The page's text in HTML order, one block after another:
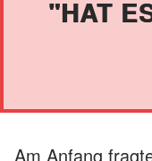
"HAT
Am Anfang